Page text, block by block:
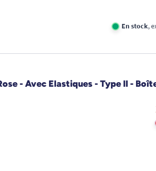
En stock,
- Avec Elastiques - Type II -